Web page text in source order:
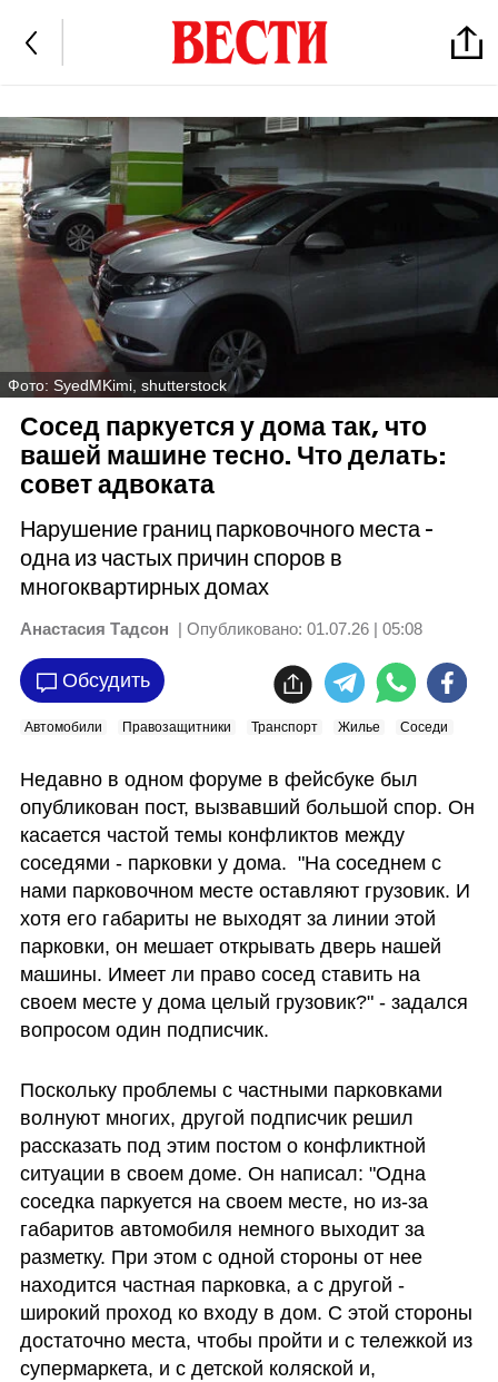
Фото: SyedMKimi, shutterstock
Сосед паркуется у дома так, что
вашей машине тесно. Что делать:
совет адвоката
Нарушение границ парковочного места -
одна из частых причин споров в
многоквартирных домах
Анастасия Тадсон | Опубликовано: 01.07.26 | 05:08
Обсудить
Автомобили Правозащитники Транспорт Жилье Соседи
Недавно в одном форуме в фейсбуке был
опубликован пост, вызвавший большой спор. Он
касается частой темы конфликтов между
соседями - парковки у дома.  "На соседнем с
нами парковочном месте оставляют грузовик. И
хотя его габариты не выходят за линии этой
парковки, он мешает открывать дверь нашей
машины. Имеет ли право сосед ставить на
своем месте у дома целый грузовик?" - задался
вопросом один подписчик.
Поскольку проблемы с частными парковками
волнуют многих, другой подписчик решил
рассказать под этим постом о конфликтной
ситуации в своем доме. Он написал: "Одна
соседка паркуется на своем месте, но из-за
габаритов автомобиля немного выходит за
разметку. При этом с одной стороны от нее
находится частная парковка, а с другой -
широкий проход ко входу в дом. С этой стороны
достаточно места, чтобы пройти и с тележкой из
супермаркета, и с детской коляской и,